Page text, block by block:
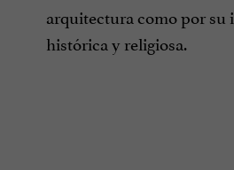
arquitectura como por su
histórica y religiosa.